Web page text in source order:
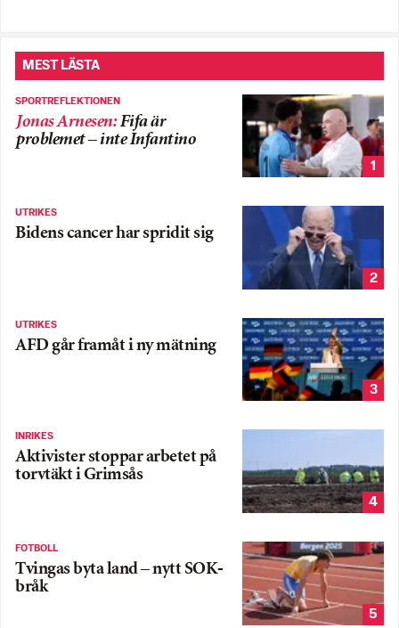
MEST LÄSTA
SPORTREFLEKTIONEN
Jonas Arnesen:Fifa är
problemet – inte Infantino
1
UTRIKES
Bidens cancer har spridit sig
2
UTRIKES
AFD går framåt i ny mätning
3
INRIKES
Aktivister stoppar arbetet på
torvtäkt i Grimsås
4
FOTBOLL
Tvingas byta land – nytt SOK-
bråk
5